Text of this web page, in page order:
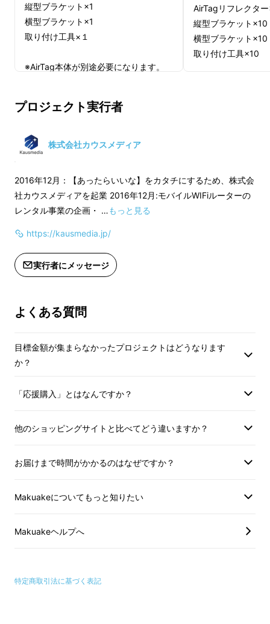
本製品のボディには丈夫なアルミ素材を採用
と衝撃を抑えるクッション材を使用。様々な環
タテ型・ヨコ型の２種類の固定ブラケットを同
縦型ブラケット×1
横型ブラケット×1
取り付け工具×１
※AirTag本体が別途必要になります。
価格より下がる可能性もございます。
もございます。ご了承ください。
※ご注文状況、使用部材の供給状況、
遅れる場合があります。
AirTagリフレクタ
縦型ブラケット×10
横型ブラケット×10
取り付け工具×10
※ご注文状況、使
プロジェクト実行者
株式会社カウスメディア
2016年12月：【あったらいいな】をカタチにするため、株式会
社カウスメディアを起業 2016年12月:モバイルWIFiルーターの
レンタル事業の企画・ …もっと見る
https://kausmedia.jp/
実行者にメッセージ
よくある質問
目標金額が集まらなかったプロジェクトはどうなります
か？
「応援購入」とはなんですか？
他のショッピングサイトと比べてどう違いますか？
お届けまで時間がかかるのはなぜですか？
Makuakeについてもっと知りたい
Makuakeヘルプへ
特定商取引法に基づく表記